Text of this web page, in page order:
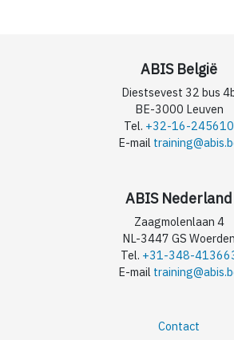
ABIS België
Diestsevest 32 bus
BE-3000 Leuven
Tel. +32-16-245610
E-mail
ABIS Nederland
Zaagmolenlaan 4
NL-3447 GS Woerden
Tel. +31-348-
E-mail
Contact